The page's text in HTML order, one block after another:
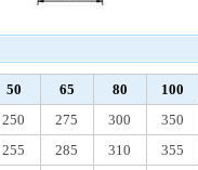
50 65 80 100
250 275 300 350
255 285 310 355